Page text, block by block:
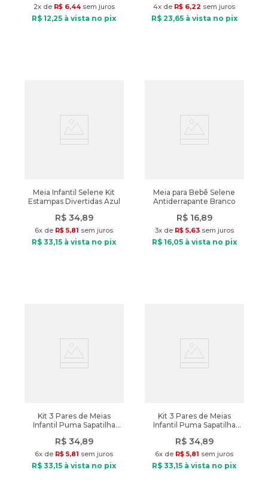
2x de R$ 6,44sem juros
R$ 12,25 à vista no pix
4x de R$ 6,22 sem juros
R$ 23,65à vista no pix
Meia Infantil Selene Kit
Estampas Divertidas Azul
R$ 34,89
6x de R$ 5,81 sem juros
R$ 33,15 à vista no pix
Meia para Bebê Selene
Antiderrapante Branco
R$ 16,89
3x de R$ 5,63sem juros
R$ 16,05à vista no pix
Kit 3 Pares de Meias
Infantil Puma Sapatilha
R$ 34,89
6x de R$ 5,81 sem juros
R$ 33,15 à vista no pix
Kit 3 Pares de Meias
Infantil Puma Sapatilha
R$ 34,89
6x de R$ 5,81 sem juros
R$ 33,15 à vista no pix